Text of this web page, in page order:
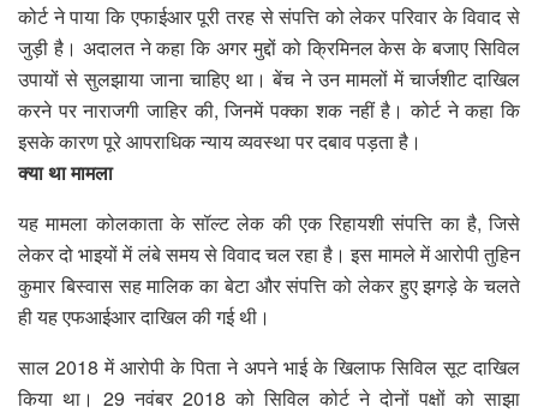
कोर्ट ने पाया कि एफाईआर पूरी तरह से संपत्ति को लेकर परिवार के विवाद से
जुड़ी है। अदालत ने कहा कि अगर मुद्दों को क्रिमिनल केस के बजाए सिविल
उपायों से सुलझाया जाना चाहिए था। बेंच ने उन मामलों में चार्जशीट दाखिल
करने पर नाराजगी जाहिर की, जिनमें पक्का शक नहीं है। कोर्ट ने कहा कि
इसके कारण पूरे आपराधिक न्याय व्यवस्था पर दबाव पड़ता है।
क्या था मामला
यह मामला कोलकाता के सॉल्ट लेक की एक रिहायशी संपत्ति का है, जिसे
लेकर दो भाइयों में लंबे समय से विवाद चल रहा है। इस मामले में आरोपी तुहिन
कुमार बिस्वास सह मालिक का बेटा और संपत्ति को लेकर हुए झगड़े के चलते
ही यह एफआईआर दाखिल की गई थी।
साल 2018 में आरोपी के पिता ने अपने भाई के खिलाफ सिविल सूट दाखिल
किया था। 29 नवंबर 2018 को सिविल कोर्ट ने दोनों पक्षों को साझा